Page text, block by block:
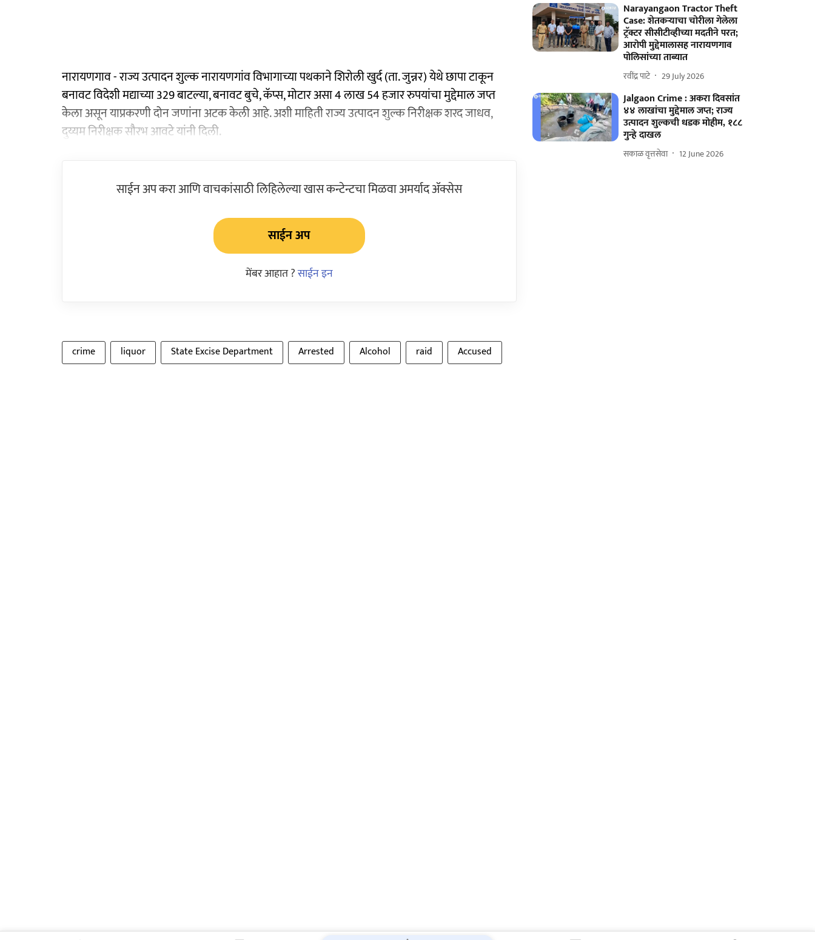
नारायणगाव - राज्य उत्पादन शुल्क नारायणगांव विभागाच्या पथकाने शिरोली खुर्द (ता. जुन्नर) येथे छापा टाकून
बनावट विदेशी मद्याच्या 329 बाटल्या, बनावट बुचे, कॅप्स, मोटार असा 4 लाख 54 हजार रुपयांचा मुद्देमाल जप्त
केला असून याप्रकरणी दोन जणांना अटक केली आहे. अशी माहिती राज्य उत्पादन शुल्क निरीक्षक शरद जाधव,
दुय्यम निरीक्षक सौरभ आवटे यांनी दिली.
साईन अप करा आणि वाचकांसाठी लिहिलेल्या खास कन्टेन्टचा मिळवा अमर्याद ॲक्सेस
साईन अप
मेंबर आहात ?साईन इन
crime liquor State Excise Department Arrested Alcohol raid Accused
Narayangaon Tractor Theft
Case: शेतकऱ्याचा चोरीला गेलेला
ट्रॅक्टर सीसीटीव्हीच्या मदतीने परत;
आरोपी मुद्देमालासह नारायणगाव
पोलिसांच्या ताब्यात
रवींद्र पाटे 29 July 2026
Jalgaon Crime : अकरा दिवसांत
४४ लाखांचा मुद्देमाल जप्त; राज्य
उत्पादन शुल्कची धडक मोहीम, १८८
गुन्हे दाखल
सकाळ वृत्तसेवा 12 June 2026